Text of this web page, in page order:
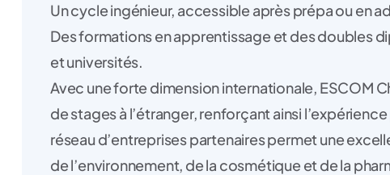
Un cycle ingénieur, accessible après prépa ou en
Des formations en apprentissage et des doubles
et universités.
Avec une forte dimension internationale, ESCOM
de stages à l’étranger, renforçant ainsi
réseau d’entreprises partenaires permet une
de l’environnement, de la cosmétique et de la